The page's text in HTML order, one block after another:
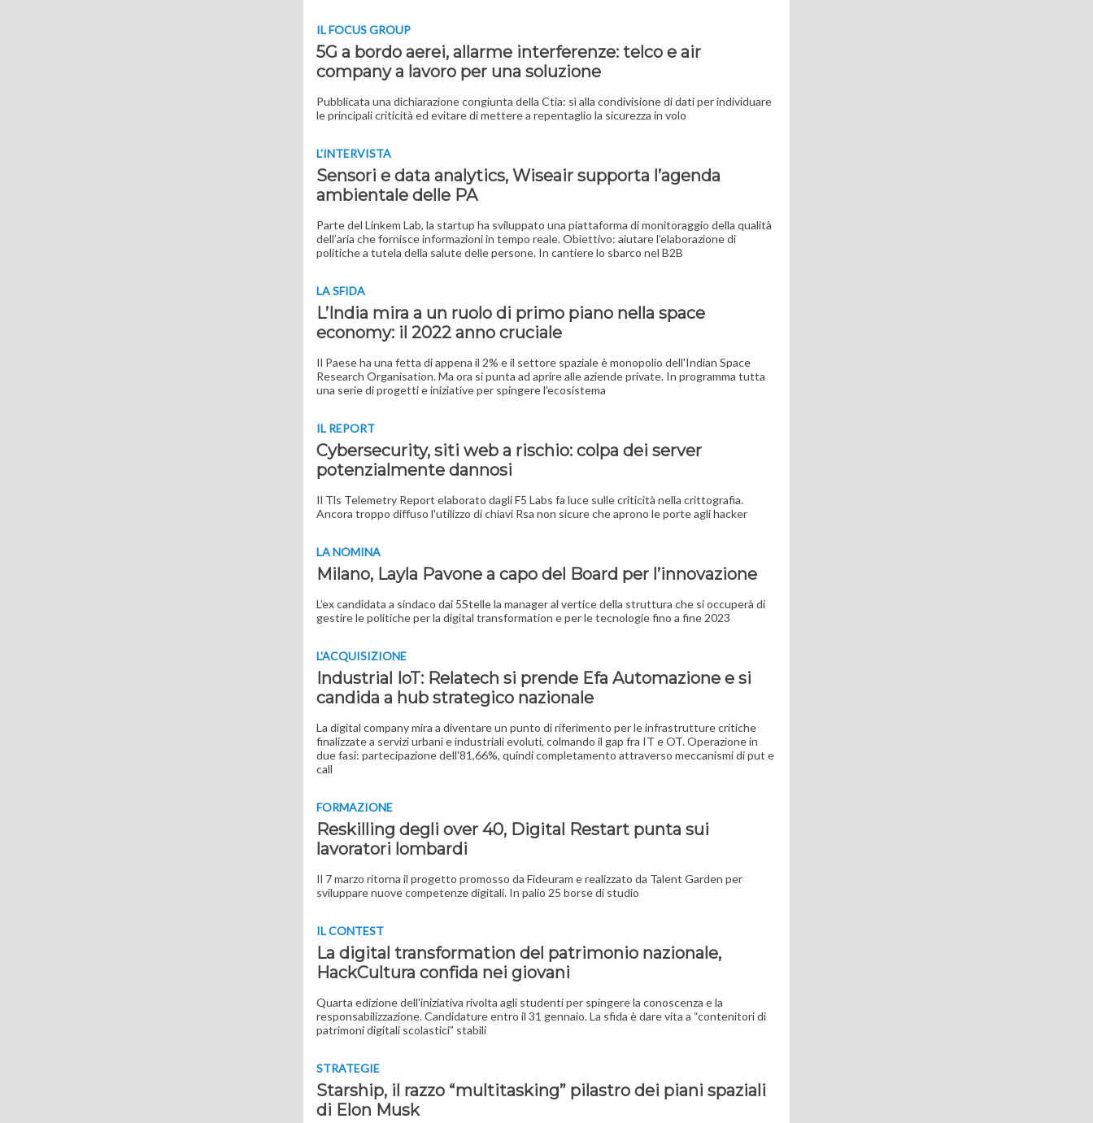
IL FOCUS GROUP
5G a bordo aerei, allarme interferenze: telco e air
company a lavoro per una soluzione
Pubblicata una dichiarazione congiunta della Ctia: sì alla condivisione di dati per individuare
le principali criticità ed evitare di mettere a repentaglio la sicurezza in volo
L'INTERVISTA
Sensori e data analytics, Wiseair supporta l’agenda
ambientale delle PA
Parte del Linkem Lab, la startup ha sviluppato una piattaforma di monitoraggio della qualità
dell’aria che fornisce informazioni in tempo reale. Obiettivo: aiutare l’elaborazione di
politiche a tutela della salute delle persone. In cantiere lo sbarco nel B2B
LA SFIDA
L’India mira a un ruolo di primo piano nella space
economy: il 2022 anno cruciale
Il Paese ha una fetta di appena il 2% e il settore spaziale è monopolio dell'Indian Space
Research Organisation. Ma ora si punta ad aprire alle aziende private. In programma tutta
una serie di progetti e iniziative per spingere l'ecosistema
IL REPORT
Cybersecurity, siti web a rischio: colpa dei server
potenzialmente dannosi
Il Tls Telemetry Report elaborato dagli F5 Labs fa luce sulle criticità nella crittografia.
Ancora troppo diffuso l'utilizzo di chiavi Rsa non sicure che aprono le porte agli hacker
LA NOMINA
Milano, Layla Pavone a capo del Board per l’innovazione
L’ex candidata a sindaco dai 5Stelle la manager al vertice della struttura che si occuperà di
gestire le politiche per la digital transformation e per le tecnologie fino a fine 2023
L'ACQUISIZIONE
Industrial IoT: Relatech si prende Efa Automazione e si
candida a hub strategico nazionale
La digital company mira a diventare un punto di riferimento per le infrastrutture critiche
finalizzate a servizi urbani e industriali evoluti, colmando il gap fra IT e OT. Operazione in
due fasi: partecipazione dell'81,66%, quindi completamento attraverso meccanismi di put e
call
FORMAZIONE
Reskilling degli over 40, Digital Restart punta sui
lavoratori lombardi
Il 7 marzo ritorna il progetto promosso da Fideuram e realizzato da Talent Garden per
sviluppare nuove competenze digitali. In palio 25 borse di studio
IL CONTEST
La digital transformation del patrimonio nazionale,
HackCultura confida nei giovani
Quarta edizione dell'iniziativa rivolta agli studenti per spingere la conoscenza e la
responsabilizzazione. Candidature entro il 31 gennaio. La sfida è dare vita a “contenitori di
patrimoni digitali scolastici” stabili
STRATEGIE
Starship, il razzo “multitasking” pilastro dei piani spaziali
di Elon Musk